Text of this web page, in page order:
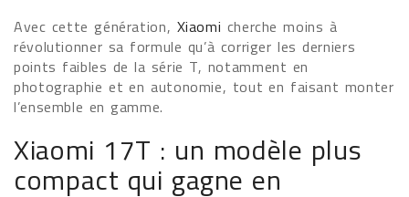
Avec cette génération, Xiaomi cherche moins à
révolutionner sa formule qu’à corriger les derniers
points faibles de la série T, notamment en
photographie et en autonomie, tout en faisant monter
l’ensemble en gamme.
Xiaomi 17T : un modèle plus
compact qui gagne en